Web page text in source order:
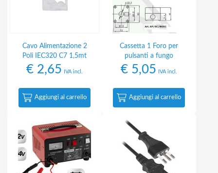
Cavo Alimentazione 2
Poli IEC320 C7 1,5mt
€ 2,65 IVA incl.
Aggiungi al carrello
Cassetta 1 Foro per
pulsanti a fungo
€ 5,05 IVA incl.
Aggiungi al carrello